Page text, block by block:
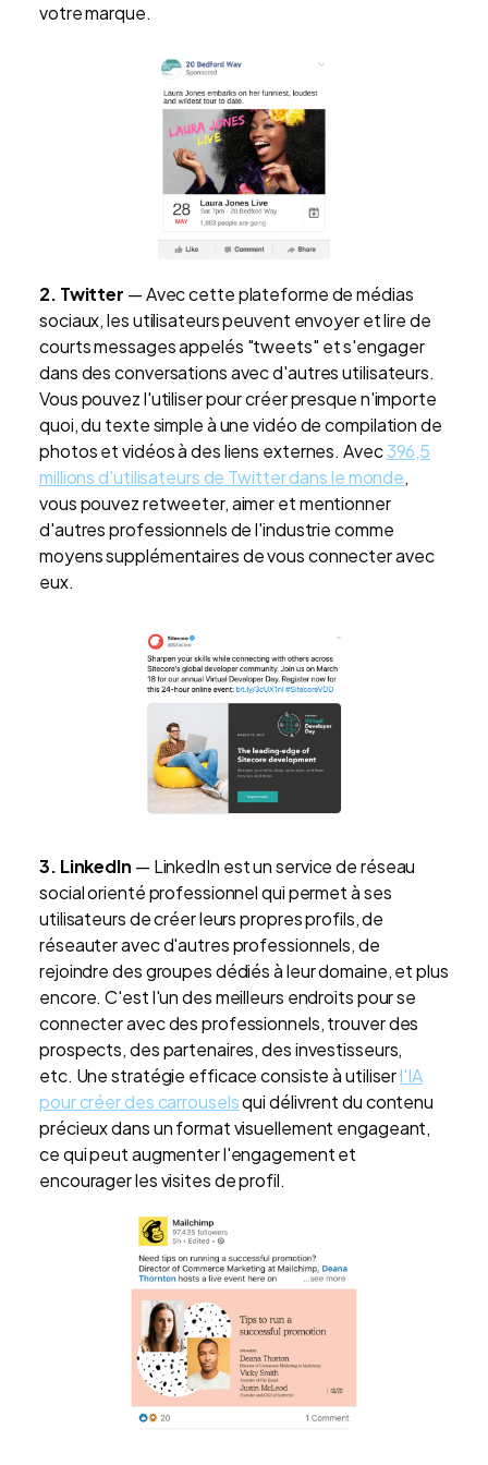
votre marque.
2. Twitter — Avec cette plateforme de médias
sociaux, les utilisateurs peuvent envoyer et lire de
courts messages appelés "tweets" et s'engager
dans des conversations avec d'autres utilisateurs.
Vous pouvez l'utiliser pour créer presque n'importe
quoi, du texte simple à une vidéo de compilation de
photos et vidéos à des liens externes. Avec396,5
millions d'utilisateurs de Twitter dans le monde,
vous pouvez retweeter, aimer et mentionner
d'autres professionnels de l'industrie comme
moyens supplémentaires de vous connecter avec
eux.
3. LinkedIn — LinkedIn est un service de réseau
social orienté professionnel qui permet à ses
utilisateurs de créer leurs propres profils, de
réseauter avec d'autres professionnels, de
rejoindre des groupes dédiés à leur domaine, et plus
encore. C'est l'un des meilleurs endroits pour se
connecter avec des professionnels, trouver des
prospects, des partenaires, des investisseurs,
etc. Une stratégie efficace consiste à utiliserl'IA
pour créer des carrouselsqui délivrent du contenu
précieux dans un format visuellement engageant,
ce qui peut augmenter l'engagement et
encourager les visites de profil.